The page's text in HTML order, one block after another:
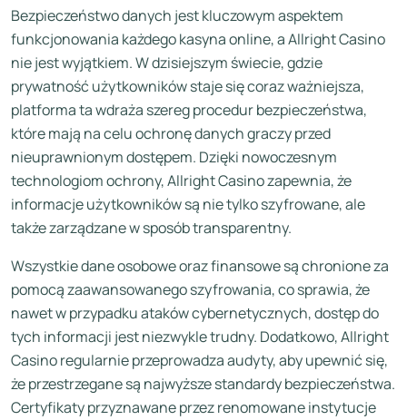
Bezpieczeństwo danych jest kluczowym aspektem
funkcjonowania każdego kasyna online, a Allright Casino
nie jest wyjątkiem. W dzisiejszym świecie, gdzie
prywatność użytkowników staje się coraz ważniejsza,
platforma ta wdraża szereg procedur bezpieczeństwa,
które mają na celu ochronę danych graczy przed
nieuprawnionym dostępem. Dzięki nowoczesnym
technologiom ochrony, Allright Casino zapewnia, że
informacje użytkowników są nie tylko szyfrowane, ale
także zarządzane w sposób transparentny.
Wszystkie dane osobowe oraz finansowe są chronione za
pomocą zaawansowanego szyfrowania, co sprawia, że
nawet w przypadku ataków cybernetycznych, dostęp do
tych informacji jest niezwykle trudny. Dodatkowo, Allright
Casino regularnie przeprowadza audyty, aby upewnić się,
że przestrzegane są najwyższe standardy bezpieczeństwa.
Certyfikaty przyznawane przez renomowane instytucje